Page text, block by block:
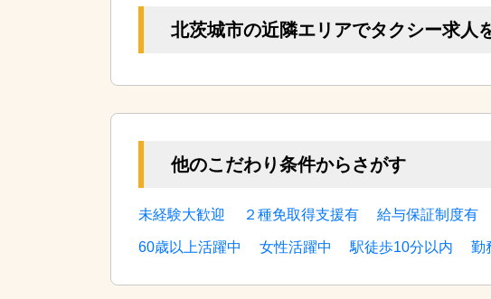
北茨城市の近隣エリアでタクシー求人
他のこだわり条件からさがす
未経験大歓迎 ２種免取得支援有 給与保証制度有
60歳以上活躍中 女性活躍中 駅徒歩10分以内 勤